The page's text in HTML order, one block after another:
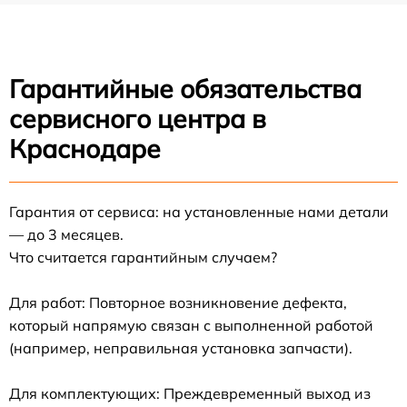
Гарантийные обязательства
сервисного центра в
Краснодаре
Гарантия от сервиса: на установленные нами детали
— до 3 месяцев.
Что считается гарантийным случаем?
Для работ: Повторное возникновение дефекта,
который напрямую связан с выполненной работой
(например, неправильная установка запчасти).
Для комплектующих: Преждевременный выход из